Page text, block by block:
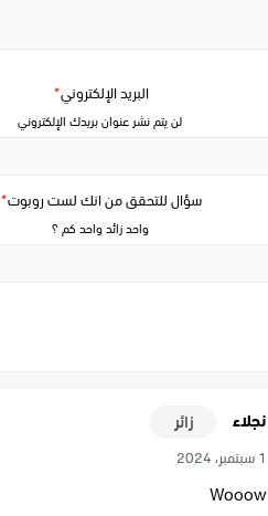
سؤال للتحقق من انك لست روبوت*
واحد زائد واحد كم ؟
البريد الإلكتروني*
لن يتم نشر عنوان بريدك الإلكتروني
نجلاء زائر
1 سبتمبر، 2024
Wooow